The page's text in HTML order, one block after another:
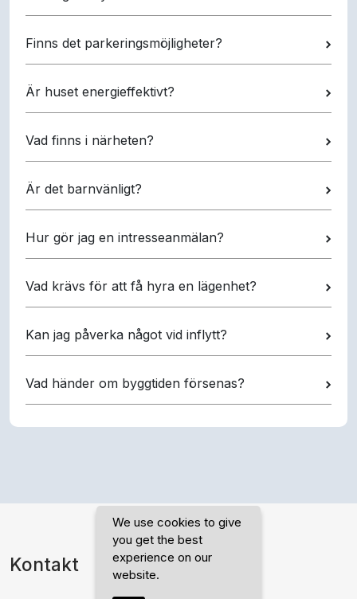
Finns det parkeringsmöjligheter?
Är huset energieffektivt?
Vad finns i närheten?
Är det barnvänligt?
Hur gör jag en intresseanmälan?
Vad krävs för att få hyra en lägenhet?
Kan jag påverka något vid inflytt?
Vad händer om byggtiden försenas?
Kontakt
We use cookies to give
you get the best
experience on our
website.